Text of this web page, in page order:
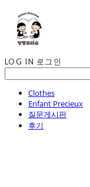
LOG IN 로그인
Clothes
Enfant Precieux
질문게시판
후기